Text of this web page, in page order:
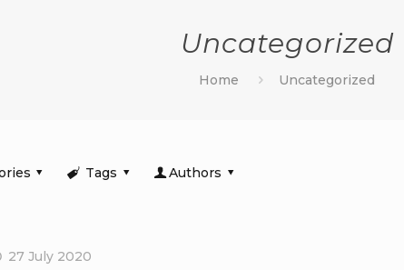
Uncategorized
Home Uncategorized
Tags Authors
27 July 2020